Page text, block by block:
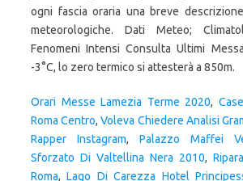
ogni fascia oraria una breve
meteorologiche. Dati Meteo;
Fenomeni Intensi Consulta Ultimi
-3°C, lo zero termico si attesterà a 850m.
Orari Messe Lamezia Terme 2020,
Roma Centro,Voleva Chiedere Analisi
Rapper Instagram, Palazzo Maffei
Sforzato Di Valtellina Nera 2010,
Roma,Lago Di Carezza Hotel